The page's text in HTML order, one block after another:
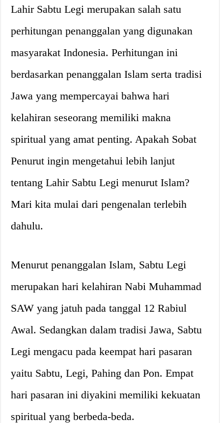
Lahir Sabtu Legi merupakan salah satu
perhitungan penanggalan yang digunakan
masyarakat Indonesia. Perhitungan ini
berdasarkan penanggalan Islam serta tradisi
Jawa yang mempercayai bahwa hari
kelahiran seseorang memiliki makna
spiritual yang amat penting. Apakah Sobat
Penurut ingin mengetahui lebih lanjut
tentang Lahir Sabtu Legi menurut Islam?
Mari kita mulai dari pengenalan terlebih
dahulu.
Menurut penanggalan Islam, Sabtu Legi
merupakan hari kelahiran Nabi Muhammad
SAW yang jatuh pada tanggal 12 Rabiul
Awal. Sedangkan dalam tradisi Jawa, Sabtu
Legi mengacu pada keempat hari pasaran
yaitu Sabtu, Legi, Pahing dan Pon. Empat
hari pasaran ini diyakini memiliki kekuatan
spiritual yang berbeda-beda.